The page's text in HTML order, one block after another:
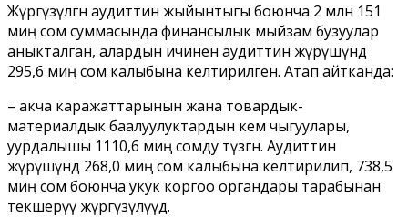
Жүргүзүлгөн аудиттин жыйынтыгы боюнча 2 млн 151
миң сом суммасында финансылык мыйзам бузуулар
аныкталган, алардын ичинен аудиттин жүрүшүндө
295,6 миң сом калыбына келтирилген. Атап айтканда:
– акча каражаттарынын жана товардык-
материалдык баалуулуктардын кем чыгуулары,
уурдалышы 1110,6 миң сомду түзгөн. Аудиттин
жүрүшүндө 268,0 миң сом калыбына келтирилип, 738,5
миң сом боюнча укук коргоо органдары тарабынан
текшерүү жүргүзүлүүдө.